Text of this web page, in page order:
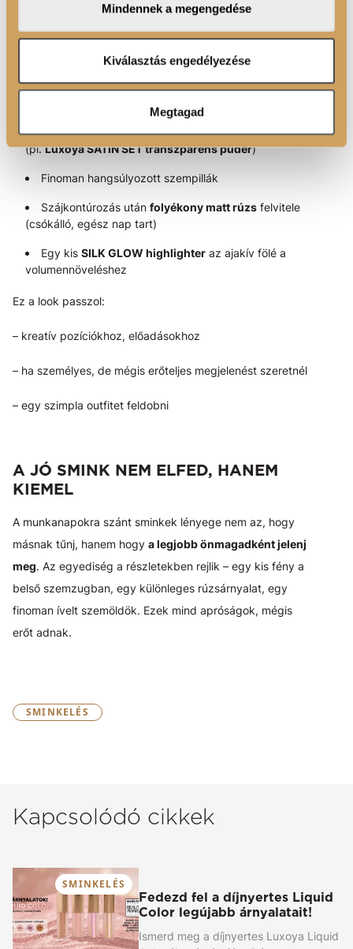
adatait, akik kombinálhatják az adatokat más olyan
adatokkal, amelyeket Ön adott meg számukra vagy az
Ön által használt más szolgáltatásokból gyűjtöttek.
Mindennek a megengedése
Kiválasztás engedélyezése
Megtagad
gondolni – egy karakteresmályva, barackos nude vagy
máris elegáns és figyelemfelkeltő.
Natúr bőr: csak korrektor és egy leheletnyi púder
(pl.Luxoya SATIN SET transzparens púder)
Finoman hangsúlyozott szempillák
Szájkontúrozás után folyékony matt rúzs felvitele
(csókálló, egész nap tart)
Egy kis SILK GLOW highlighter az ajakív fölé a
volumennöveléshez
Ez a look passzol:
– kreatív pozíciókhoz, előadásokhoz
– ha személyes, de mégis erőteljes megjelenést szeretnél
– egy szimpla outfitet feldobni
A JÓ SMINK NEM ELFED, HANEM
KIEMEL
A munkanapokra szánt sminkek lényege nem az, hogy
másnak tűnj, hanem hogy a legjobb önmagadként jelenj
meg. Az egyediség a részletekben rejlik – egy kis fény a
belső szemzugban, egy különleges rúzsárnyalat, egy
finoman ívelt szemöldök. Ezek mind apróságok, mégis
erőt adnak.
SMINKELÉS
Kapcsolódó cikkek
SMINKELÉS
Fedezd fel a díjnyertes Liquid
Color legújabb árnyalatait!
Ismerd meg a díjnyertes Luxoya Liquid